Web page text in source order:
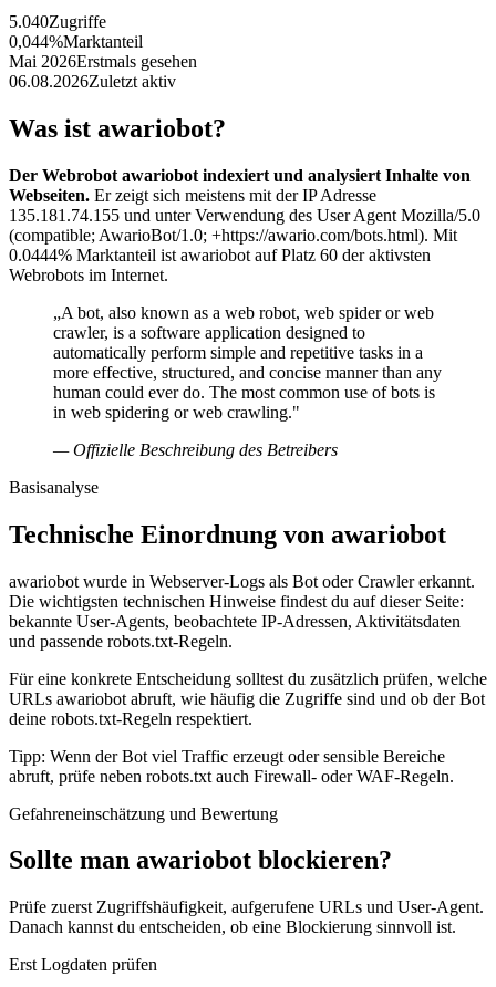
5.040Zugriffe
0,044%Marktanteil
Mai 2026Erstmals gesehen
06.08.2026Zuletzt aktiv
Was ist awariobot?
Der Webrobot awariobot indexiert und analysiert Inhalte von
Webseiten. Er zeigt sich meistens mit der IP Adresse
135.181.74.155 und unter Verwendung des User Agent Mozilla/5.0
(compatible; AwarioBot/1.0; +https://awario.com/bots.html). Mit
0.0444% Marktanteil ist awariobot auf Platz 60 der aktivsten
Webrobots im Internet.
„A bot, also known as a web robot, web spider or web
crawler, is a software application designed to
automatically perform simple and repetitive tasks in a
more effective, structured, and concise manner than any
human could ever do. The most common use of bots is
in web spidering or web crawling."
— Offizielle Beschreibung des Betreibers
Basisanalyse
Technische Einordnung von awariobot
awariobot wurde in Webserver-Logs als Bot oder Crawler erkannt.
Die wichtigsten technischen Hinweise findest du auf dieser Seite:
bekannte User-Agents, beobachtete IP-Adressen, Aktivitätsdaten
und passende robots.txt-Regeln.
Für eine konkrete Entscheidung solltest du zusätzlich prüfen, welche
URLs awariobot abruft, wie häufig die Zugriffe sind und ob der Bot
deine robots.txt-Regeln respektiert.
Tipp: Wenn der Bot viel Traffic erzeugt oder sensible Bereiche
abruft, prüfe neben robots.txt auch Firewall- oder WAF-Regeln.
Gefahreneinschätzung und Bewertung
Sollte man awariobot blockieren?
Prüfe zuerst Zugriffshäufigkeit, aufgerufene URLs und User-Agent.
Danach kannst du entscheiden, ob eine Blockierung sinnvoll ist.
Erst Logdaten prüfen